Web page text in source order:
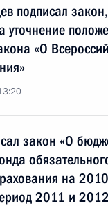
подписал закон,
уточнение
«О
закон «О
на
2011 и